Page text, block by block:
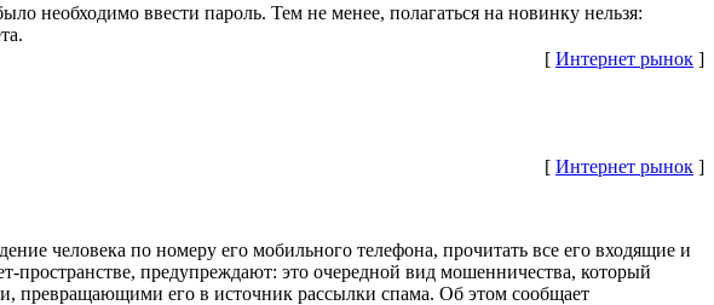
необходимо ввести пароль. Тем не менее, полагаться на новинку нельзя:
[ Интернет рынок ]
[ Интернет рынок ]
человека по номеру его мобильного телефона, прочитать все его входящие и
предупреждают: это очередной вид мошенничества, который
превращающими его в источник рассылки спама. Об этом сообщает